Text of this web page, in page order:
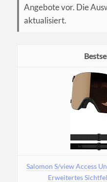
Angebote vor. Die
aktualisiert.
Salomon S/view Access
Erweitertes